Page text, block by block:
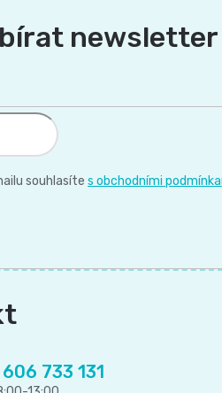
newsletter
souhlasíte s obchodními
733 131